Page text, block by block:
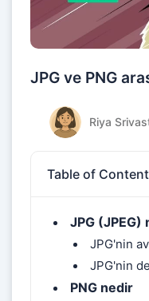
JPG ve PNG
Riya
Table of
JPG (JPEG)
JPG'nin
JPG'nin
PNG nedir